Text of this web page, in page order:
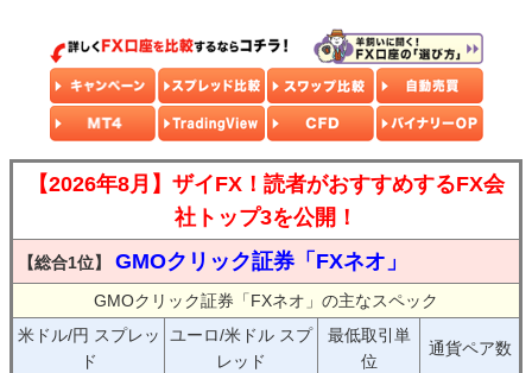
【2026年8月】ザイFX！読者がおすすめするFX会
社トップ3を公開！
【総合1位】 GMOクリック証券「FXネオ」
GMOクリック証券「FXネオ」の主なスペック
米ドル/円 スプレッ
ド
ユーロ/米ドル スプ
レッド
最低取引単
位
通貨ペア数